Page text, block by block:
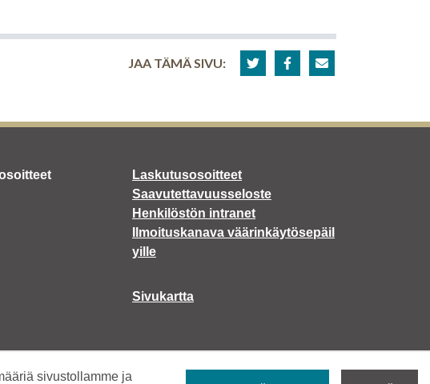
JAA TÄMÄ SIVU:
Laskutusosoitteet
Saavutettavuusseloste
Henkilöstön intranet
Ilmoituskanava väärinkäytösepäil
yille
Sivukartta
sivustollamme ja